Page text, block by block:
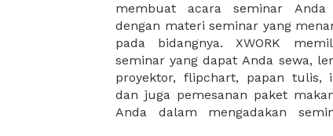
membuat acara seminar Anda
dengan materi seminar yang
pada bidangnya. XWORK
seminar yang dapat Anda sewa,
proyektor, flipchart, papan tulis,
dan juga pemesanan paket
Anda dalam mengadakan
dan juga ruangan Seminar
dekat dengan transportasi
yang mudah ditemukan serta
seminar XWORK memiliki interior
nyaman, yang akan membuat